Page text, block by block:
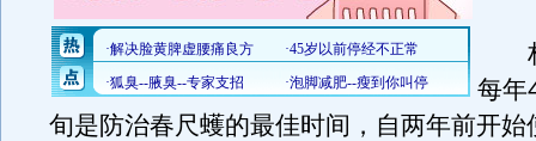
林
每年
旬是防治春尺蠖的最佳时间，自两年前开始